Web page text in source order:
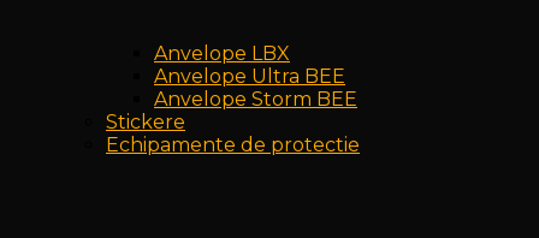
Anvelope LBX
Anvelope Ultra BEE
Anvelope Storm BEE
Stickere
Echipamente de protectie